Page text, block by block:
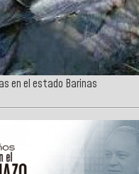
en el estado Barinas